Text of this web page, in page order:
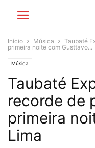
Início Música
Taubaté
primeira noite com Gusttavo...
Música
Taubaté
recorde de
primeira
Lima